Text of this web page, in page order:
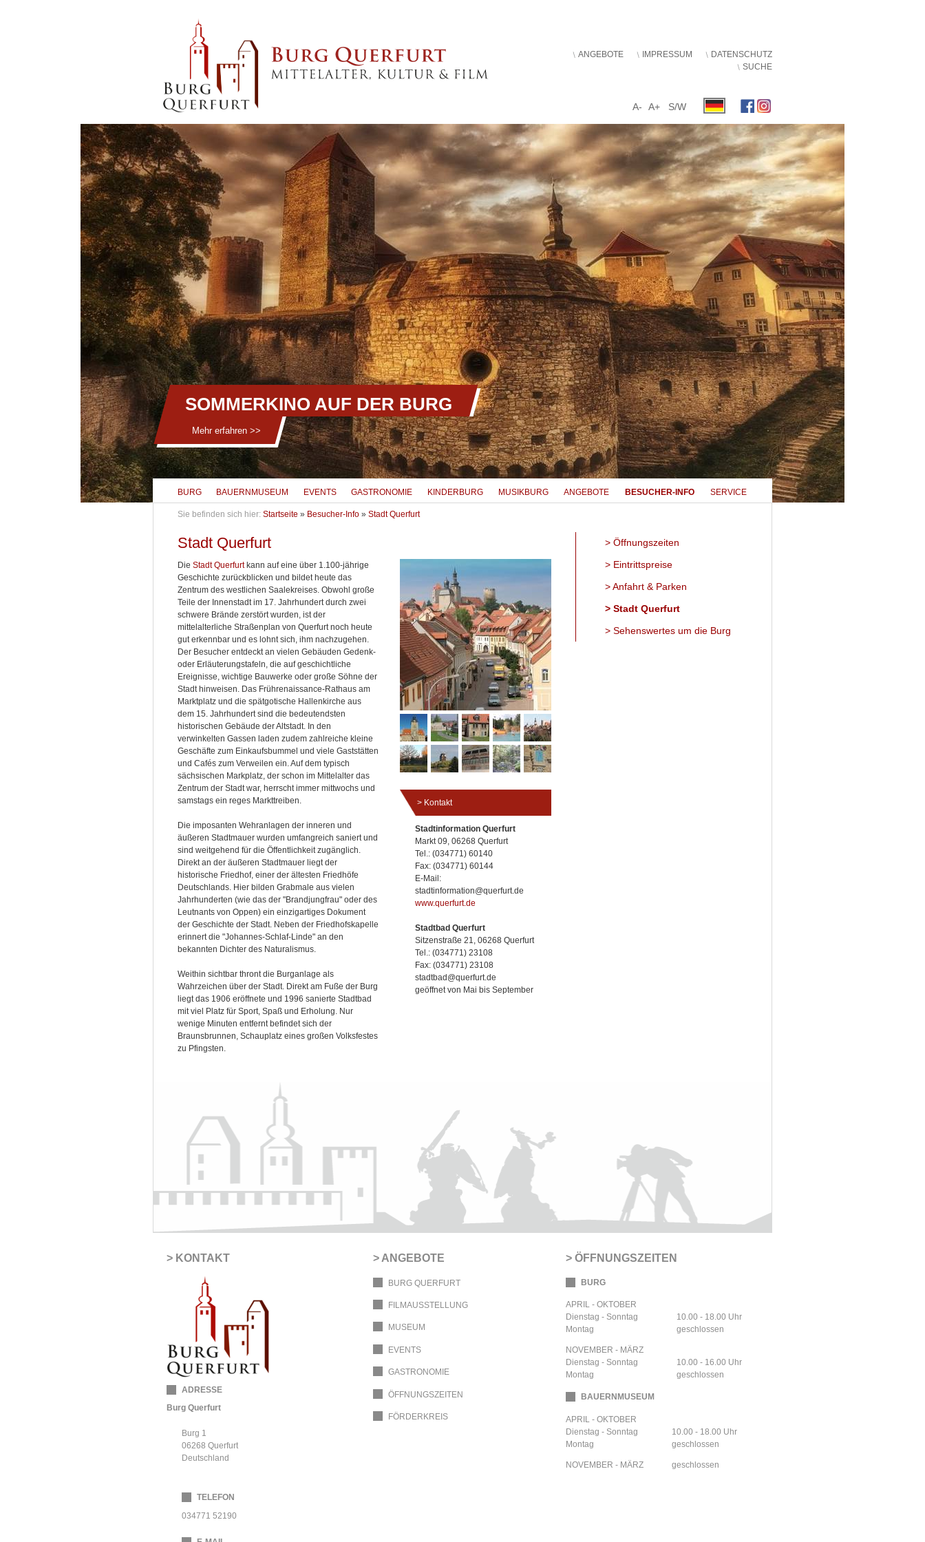
ANGEBOTE IMPRESSUM
DATENSCHUTZ
SUCHE
A- A+ S/W
BURG BAUERNMUSEUM EVENTS GASTRONOMIE KINDERBURG MUSIKBURG ANGEBOTE BESUCHER-INFO SERVICE
SOMMERKINO AUF DER BURG
Mehr erfahren >>
Sie befinden sich hier: Startseite » Besucher-Info » Stadt Querfurt
Öffnungszeiten
Eintrittspreise
Anfahrt & Parken
Stadt Querfurt
Sehenswertes um die Burg
Stadt Querfurt
Kontakt
Stadtinformation Querfurt
Markt 09, 06268 Querfurt
Tel.: (034771) 60140
Fax: (034771) 60144
E-Mail:
stadtinformation@querfurt.de
www.querfurt.de
Stadtbad Querfurt
Sitzenstraße 21, 06268 Querfurt
Tel.: (034771) 23108
Fax: (034771) 23108
stadtbad@querfurt.de
geöffnet von Mai bis September
Die Stadt Querfurtkann auf eine über 1.100-jährige
Geschichte zurückblicken und bildet heute das
Zentrum des westlichen Saalekreises. Obwohl große
Teile der Innenstadt im 17. Jahrhundert durch zwei
schwere Brände zerstört wurden, ist der
mittelalterliche Straßenplan von Querfurt noch heute
gut erkennbar und es lohnt sich, ihm nachzugehen.
Der Besucher entdeckt an vielen Gebäuden Gedenk-
oder Erläuterungstafeln, die auf geschichtliche
Ereignisse, wichtige Bauwerke oder große Söhne der
Stadt hinweisen. Das Frührenaissance-Rathaus am
Marktplatz und die spätgotische Hallenkirche aus
dem 15. Jahrhundert sind die bedeutendsten
historischen Gebäude der Altstadt. In den
verwinkelten Gassen laden zudem zahlreiche kleine
Geschäfte zum Einkaufsbummel und viele Gaststätten
und Cafés zum Verweilen ein. Auf dem typisch
sächsischen Markplatz, der schon im Mittelalter das
Zentrum der Stadt war, herrscht immer mittwochs und
samstags ein reges Markttreiben.
Die imposanten Wehranlagen der inneren und
äußeren Stadtmauer wurden umfangreich saniert und
sind weitgehend für die Öffentlichkeit zugänglich.
Direkt an der äußeren Stadtmauer liegt der
historische Friedhof, einer der ältesten Friedhöfe
Deutschlands. Hier bilden Grabmale aus vielen
Jahrhunderten (wie das der "Brandjungfrau" oder des
Leutnants von Oppen) ein einzigartiges Dokument
der Geschichte der Stadt. Neben der Friedhofskapelle
erinnert die "Johannes-Schlaf-Linde" an den
bekannten Dichter des Naturalismus.
Weithin sichtbar thront die Burganlage als
Wahrzeichen über der Stadt. Direkt am Fuße der Burg
liegt das 1906 eröffnete und 1996 sanierte Stadtbad
mit viel Platz für Sport, Spaß und Erholung. Nur
wenige Minuten entfernt befindet sich der
Braunsbrunnen, Schauplatz eines großen Volksfestes
zu Pfingsten.
KONTAKT
ADRESSE
Burg Querfurt
Burg 1
06268 Querfurt
Deutschland
TELEFON
034771 52190
ANGEBOTE
BURG QUERFURT
FILMAUSSTELLUNG
MUSEUM
EVENTS
GASTRONOMIE
ÖFFNUNGSZEITEN
FÖRDERKREIS
ÖFFNUNGSZEITEN
BURG
APRIL - OKTOBER
Dienstag - Sonntag
Montag
10.00 - 18.00 Uhr
geschlossen
NOVEMBER - MÄRZ
Dienstag - Sonntag
Montag
10.00 - 16.00 Uhr
geschlossen
BAUERNMUSEUM
APRIL - OKTOBER
Dienstag - Sonntag
Montag
10.00 - 18.00 Uhr
geschlossen
NOVEMBER - MÄRZ geschlossen